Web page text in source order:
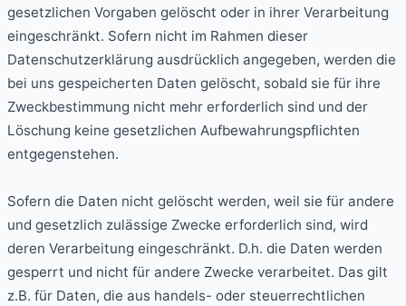
gesetzlichen Vorgaben gelöscht oder in ihrer Verarbeitung
eingeschränkt. Sofern nicht im Rahmen dieser
Datenschutzerklärung ausdrücklich angegeben, werden die
bei uns gespeicherten Daten gelöscht, sobald sie für ihre
Zweckbestimmung nicht mehr erforderlich sind und der
Löschung keine gesetzlichen Aufbewahrungspflichten
entgegenstehen.
Sofern die Daten nicht gelöscht werden, weil sie für andere
und gesetzlich zulässige Zwecke erforderlich sind, wird
deren Verarbeitung eingeschränkt. D.h. die Daten werden
gesperrt und nicht für andere Zwecke verarbeitet. Das gilt
z.B. für Daten, die aus handels- oder steuerrechtlichen